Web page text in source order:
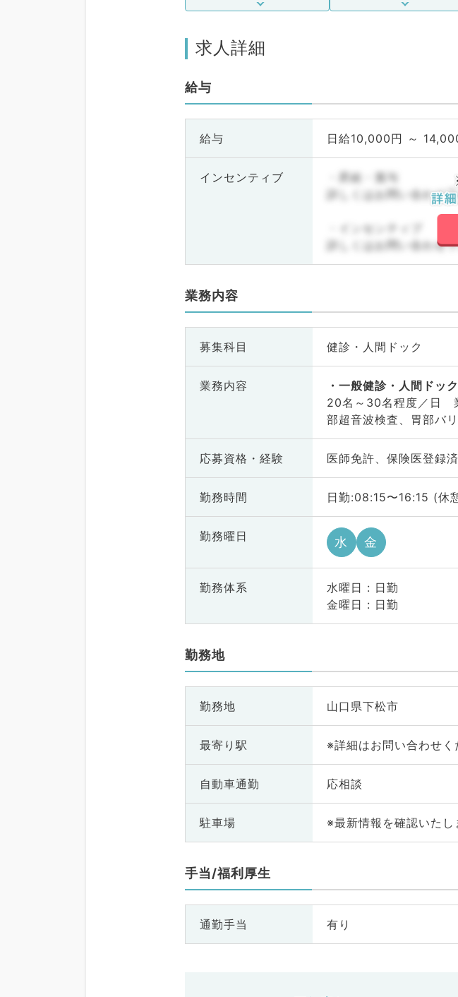
求人詳細
給与
給与 日給10,000円 ～
インセンティブ
・昇給・賞与
詳しくはお問い合わせ
・インセンティブ
詳しくはお問い合わせ
業務内容
募集科目 健診・人間ドック
業務内容
一般健診・人間ドック
20名～30名程度／日
部超音波検査、胃部バ
応募資格・ 経験 医師免許、保険医登録済
勤務時間 日勤:08:15〜16:15 (休
勤務曜日 水 金
勤務体系
水曜日 : 日勤
金曜日 : 日勤
勤務地
勤務地 山口県下松市
最寄り駅 ※詳細はお問い合わせく
自動車通勤 応相談
駐車場 ※最新情報を確認いた
手当/福利厚生
通勤手当 有り